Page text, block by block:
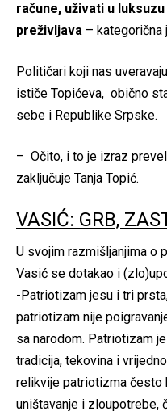
račune, uživati u
preživljava – kategorična
Političari koji nas
ističe Topićeva, obično
sebe i Republike Srpske.
– Očito, i to je izraz
zaključuje Tanja Topić.
VASIĆ: GRB,
U svojim razmišljanjima o
Vasić se dotakao i
-Patriotizam jesu i tri
patriotizam nije
sa narodom. Patriotizam
tradicija, tekovina i
relikvije patriotizma često
uništavanje i zloupotrebe,